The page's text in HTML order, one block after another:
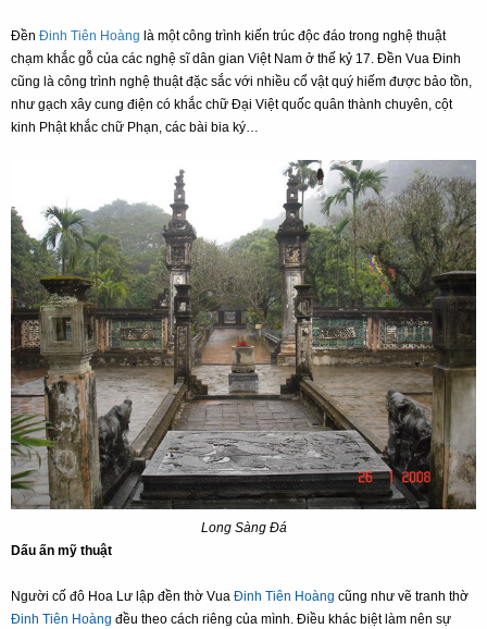
Đền Đinh Tiên Hoàng là một công trình kiến trúc độc đáo trong nghệ thuật
chạm khắc gỗ của các nghệ sĩ dân gian Việt Nam ở thế kỷ 17. Đền Vua Đinh
cũng là công trình nghệ thuật đặc sắc với nhiều cổ vật quý hiếm được bảo tồn,
như gạch xây cung điện có khắc chữ Đại Việt quốc quân thành chuyên, cột
kinh Phật khắc chữ Phạn, các bài bia ký…
Long Sàng Đá
Dấu ấn mỹ thuật
Người cố đô Hoa Lư lập đền thờ Vua Đinh Tiên Hoàng cũng như vẽ tranh thờ
Đinh Tiên Hoàng đều theo cách riêng của mình. Điều khác biệt làm nên sự